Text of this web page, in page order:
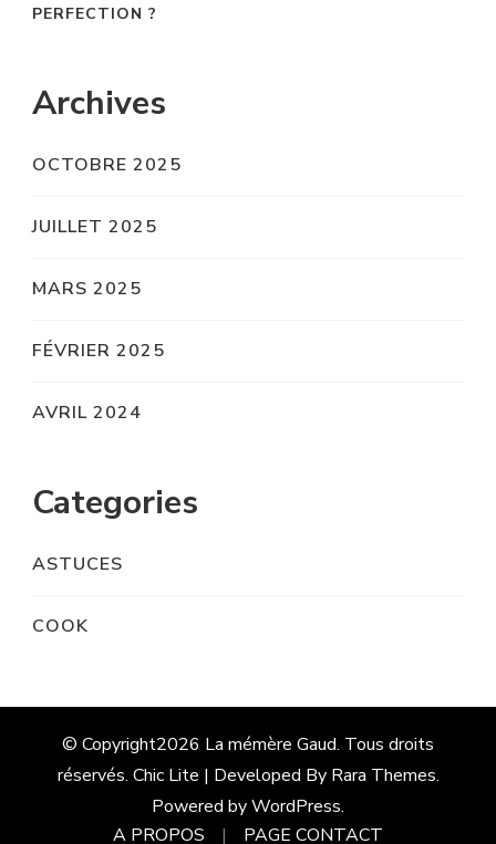
PERFECTION ?
Archives
OCTOBRE 2025
JUILLET 2025
MARS 2025
FÉVRIER 2025
AVRIL 2024
Categories
ASTUCES
COOK
© Copyright2026 La mémère Gaud. Tous droits
réservés. Chic Lite | Developed By Rara Themes.
Powered byWordPress.
A PROPOS
PAGE CONTACT